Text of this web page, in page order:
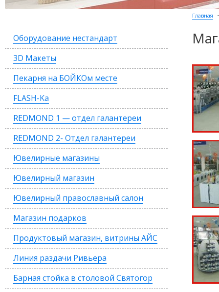
Оборудование нестандарт
3D Макеты
Пекарня на БОЙКОм месте
FLASH-Ka
REDMOND 1 — отдел галантереи
REDMOND 2- Отдел галантереи
Ювелирные магазины
Ювелирный магазин
Ювелирный православный салон
Магазин подарков
Продуктовый магазин, витрины АЙС
Линия раздачи Ривьера
Барная стойка в столовой Святогор
Главная